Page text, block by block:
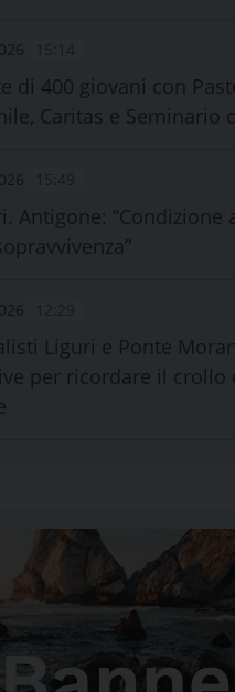
di 400 giovani con
Caritas e Seminario
Antigone: “Condizione
Liguri e Ponte
per ricordare il crollo